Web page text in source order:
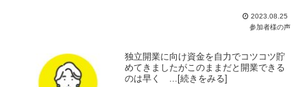
2023.08.25
参加者様の声
独立開業に向け資金を自力でコツコツ貯
めてきましたがこのままだと開業できる
のは早く ...[続きをみる]